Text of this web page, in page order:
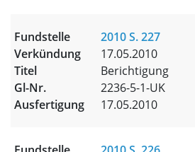
2010 S. 227
17.05.2010
Berichtigung
2236-5-1-UK
17.05.2010